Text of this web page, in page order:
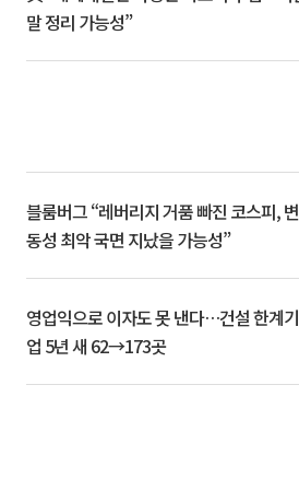
말 정리 가능성”
블룸버그 “레버리지 거품 빠진 코스피, 변
동성 최악 국면 지났을 가능성”
영업익으로 이자도 못 낸다…건설 한계기
업 5년 새 62→173곳